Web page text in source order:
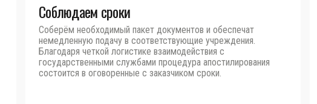
Соблюдаем сроки
Соберём необходимый пакет документов и обеспечат
немедленную подачу в соответствующие учреждения.
Благодаря четкой логистике взаимодействия с
государственными службами процедура апостилирования
состоится в оговоренные с заказчиком сроки.